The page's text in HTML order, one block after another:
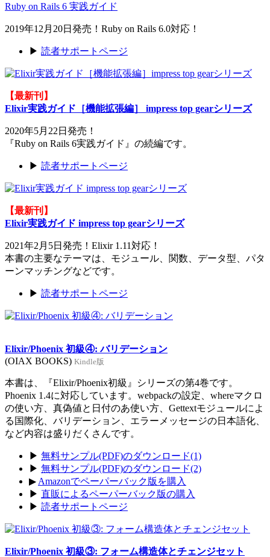
Ruby on Rails 6 実践ガイド
2019年12月20日発売！Ruby on Rails 6.0対応！
▶ 読者サポートページ
【最新刊】
Elixir実践ガイド［機能拡張編］ impress top gearシリーズ
2020年5月22日発売！
『Ruby on Rails 6実践ガイド』の続編です。
▶ 読者サポートページ
【最新刊】
Elixir実践ガイド impress top gearシリーズ
2021年2月5日発売！Elixir 1.11対応！
本書の主要なテーマは、モジュール、関数、データ型、パタ
ーンマッチングなどです。
▶ 読者サポートページ
Elixir/Phoenix 初級④: バリデーション
(OIAX BOOKS) Kindle版
本書は、『Elixir/Phoenix初級』シリーズの第4巻です。
Phoenix 1.4に対応しています。webpackの設定、whereマクロ
の使い方、真偽値と日付のあ使い方、Gettextモジュールによ
る国際化、バリデーション、エラーメッセージの日本語化、
など内容は盛りだくさんです。
▶ 無料サンプル(PDF)のダウンロード(1)
▶ 無料サンプル(PDF)のダウンロード(2)
▶ Amazonでペーパーバック版を購入
▶ 直販によるペーパーバック版の購入
▶ 読者サポートページ
Elixir/Phoenix 初級③: フォーム構造体とチェンジセット